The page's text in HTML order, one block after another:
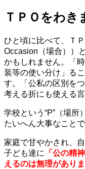
ＴＰＯをわき
ひと頃に比べて、Ｔ
Occasion（場合））
かもしれません。「
装等の使い分け」る
す。「公私の区別を
考える折にも使える言
学校という“P”（場所
たいへん大事なことで
家庭で甘やかされ、
子ども達に
「公の精
えるのは無理があり